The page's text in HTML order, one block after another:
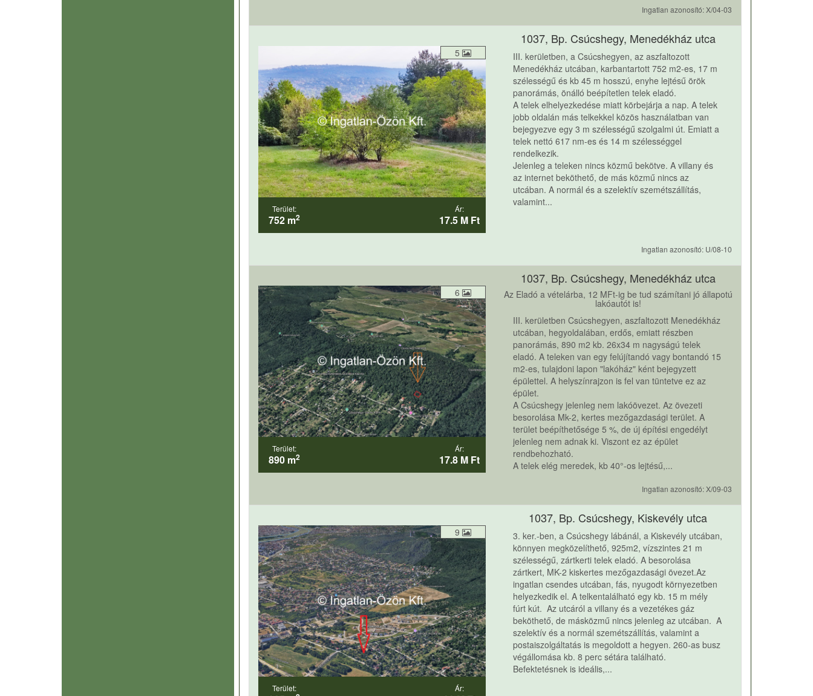
Ingatlan azonosító: X/04-03
5
Terület:
752 m2
Ár:
17.5 M Ft
1037, Bp. Csúcshegy, Menedékház utca
III. kerületben, a Csúcshegyen, az aszfaltozott
Menedékház utcában, karbantartott 752 m2-es, 17 m
szélességű és kb 45 m hosszú, enyhe lejtésű örök
panorámás, önálló beépítetlen telek eladó.
A telek elhelyezkedése miatt körbejárja a nap. A telek
jobb oldalán más telkekkel közös használatban van
bejegyezve egy 3 m szélességű szolgalmi út. Emiatt a
telek nettó 617 nm-es és 14 m szélességgel
rendelkezik.
Jelenleg a teleken nincs közmű bekötve. A villany és
az internet beköthető, de más közmű nincs az
utcában. A normál és a szelektív szemétszállítás,
valamint...
Ingatlan azonosító: U/08-10
6
Terület:
890 m2
Ár:
17.8 M Ft
1037, Bp. Csúcshegy, Menedékház utca
Az Eladó a vételárba, 12 MFt-ig be tud számítani jó állapotú
lakóautót is!
III. kerületben Csúcshegyen, aszfaltozott Menedékház
utcában, hegyoldalában, erdős, emiatt részben
panorámás, 890 m2 kb. 26x34 m nagyságú telek
eladó. A teleken van egy felújítandó vagy bontandó 15
m2-es, tulajdoni lapon "lakóház" ként bejegyzett
épülettel. A helyszínrajzon is fel van tüntetve ez az
épület.
A Csúcshegy jelenleg nem lakóövezet. Az övezeti
besorolása Mk-2, kertes mezőgazdasági terület. A
terület beépíthetősége 5 %, de új építési engedélyt
jelenleg nem adnak ki. Viszont ez az épület
rendbehozható.
A telek elég meredek, kb 40°-os lejtésű,...
Ingatlan azonosító: X/09-03
9
Terület: Ár:
1037, Bp. Csúcshegy, Kiskevély utca
3. ker.-ben, a Csúcshegy lábánál, a Kiskevély utcában,
könnyen megközelíthető, 925m2, vízszintes 21 m
szélességű, zártkerti telek eladó. A besorolása
zártkert, MK-2 kiskertes mezőgazdasági övezet.Az
ingatlan csendes utcában, fás, nyugodt környezetben
helyezkedik el. A telkentalálható egy kb. 15 m mély
fúrt kút. Az utcáról a villany és a vezetékes gáz
beköthető, de másközmű nincs jelenleg az utcában. A
szelektív és a normál szemétszállítás, valamint a
postaiszolgáltatás is megoldott a hegyen. 260-as busz
végállomása kb. 8 perc sétára található.
Befektetésnek is ideális,...